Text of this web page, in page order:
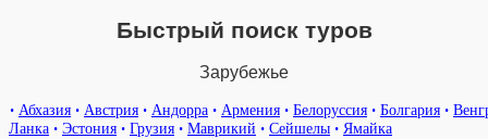
Быстрый поиск туров
Зарубежье
• Абхазия • Австрия • Андорра • Армения • Белоруссия • Болгария •
Ланка • Эстония • Грузия • Маврикий • Сейшелы • Ямайка